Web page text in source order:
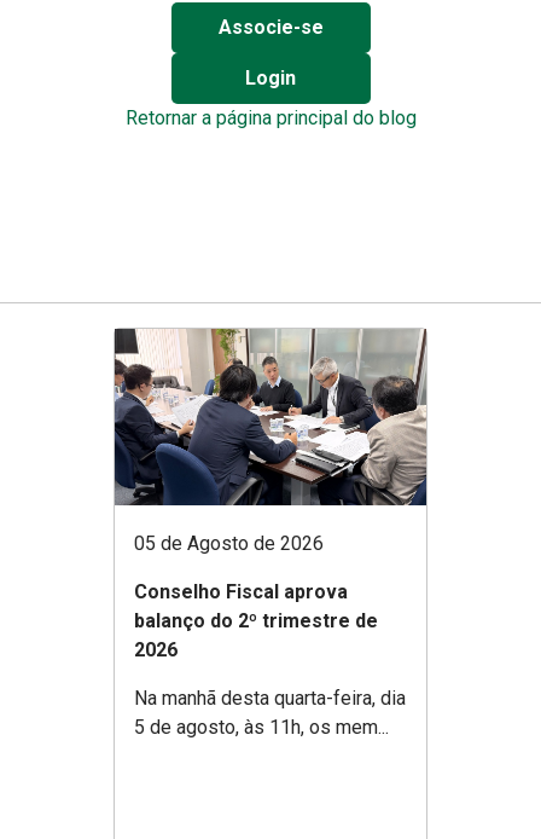
Associe-se
Login
Retornar a página principal do blog
05 de Agosto de 2026
Conselho Fiscal aprova
balanço do 2º trimestre de
2026
Na manhã desta quarta-feira, dia
5 de agosto, às 11h, os mem...